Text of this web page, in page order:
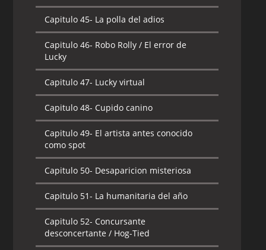
Capitulo 45- La polla del adios
Capitulo 46- Robo Rolly / El error de
Lucky
Capitulo 47- Lucky virtual
Capitulo 48- Cupido canino
Capitulo 49- El artista antes conocido
como spot
Capitulo 50- Desaparicion misteriosa
Capitulo 51- La humanitaria del año
Capitulo 52- Concursante
desconcertante / Hog-Tied